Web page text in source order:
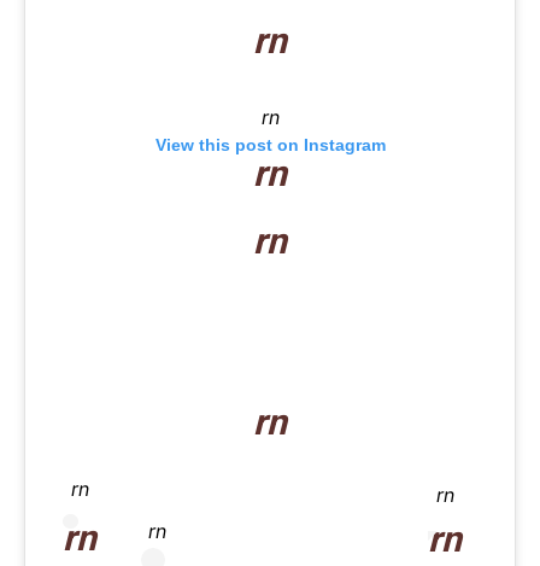
rn
rn
View this post on Instagram
rn
rn
rn
rn
rn
rn
rn
rn